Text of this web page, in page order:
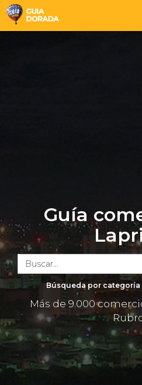
Guía
Búsqueda por categoría
Más de 9.000